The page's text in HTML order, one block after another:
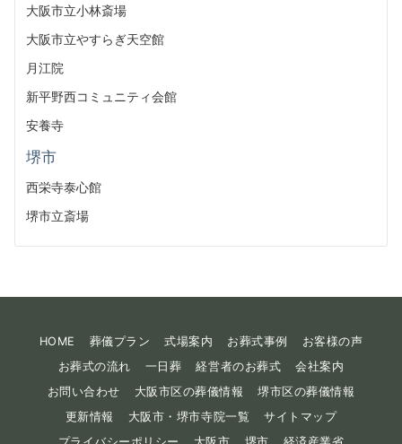
大阪市立小林斎場
大阪市立やすらぎ天空館
月江院
新平野西コミュニティ会館
安養寺
堺市
西栄寺泰心館
堺市立斎場
HOME 葬儀プラン 式場案内 お葬式事例
お客様の声
お葬式の流れ
一日葬 経営者のお葬式
会社案内
お問い合わせ
大阪市区の葬儀情報
堺市区の葬儀情報
更新情報
大阪市・堺市寺院一覧
サイトマップ